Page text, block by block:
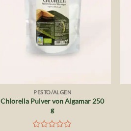
PESTO/ALGEN
Chlorella Pulver von Algamar 250
g